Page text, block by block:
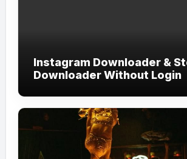
Instagram Downloader &
Downloader Without Login